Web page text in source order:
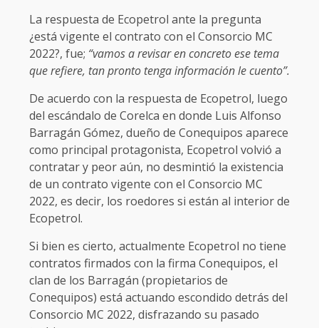
La respuesta de Ecopetrol ante la pregunta
¿está vigente el contrato con el Consorcio MC
2022?, fue; “vamos a revisar en concreto ese tema
que refiere, tan pronto tenga información le cuento”.
De acuerdo con la respuesta de Ecopetrol, luego
del escándalo de Corelca en donde Luis Alfonso
Barragán Gómez, dueño de Conequipos aparece
como principal protagonista, Ecopetrol volvió a
contratar y peor aún, no desmintió la existencia
de un contrato vigente con el Consorcio MC
2022, es decir, los roedores si están al interior de
Ecopetrol.
Si bien es cierto, actualmente Ecopetrol no tiene
contratos firmados con la firma Conequipos, el
clan de los Barragán (propietarios de
Conequipos) está actuando escondido detrás del
Consorcio MC 2022, disfrazando su pasado